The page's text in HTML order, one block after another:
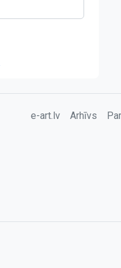
e-art.lv Arhīvs